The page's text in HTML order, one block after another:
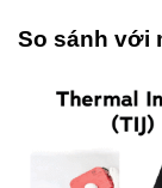
So sánh với